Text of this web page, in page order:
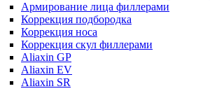
Армирование лица филлерами
Коррекция подбородка
Коррекция носа
Коррекция скул филлерами
Aliaxin GP
Aliaxin EV
Aliaxin SR